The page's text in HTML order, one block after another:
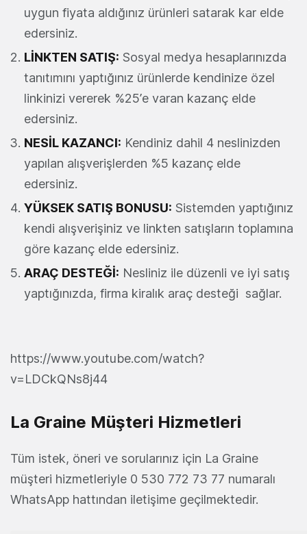
uygun fiyata aldığınız ürünleri satarak kar elde
edersiniz.
LİNKTEN SATIŞ: Sosyal medya hesaplarınızda
tanıtımını yaptığınız ürünlerde kendinize özel
linkinizi vererek %25’e varan kazanç elde
edersiniz.
NESİL KAZANCI: Kendiniz dahil 4 neslinizden
yapılan alışverişlerden %5 kazanç elde
edersiniz.
YÜKSEK SATIŞ BONUSU: Sistemden yaptığınız
kendi alışverişiniz ve linkten satışların toplamına
göre kazanç elde edersiniz.
ARAÇ DESTEĞİ: Nesliniz ile düzenli ve iyi satış
yaptığınızda, firma kiralık araç desteği sağlar.
https://www.youtube.com/watch?
v=LDCkQNs8j44
La Graine Müşteri Hizmetleri
Tüm istek, öneri ve sorularınız için La Graine
müşteri hizmetleriyle 0 530 772 73 77 numaralı
WhatsApp hattından iletişime geçilmektedir.